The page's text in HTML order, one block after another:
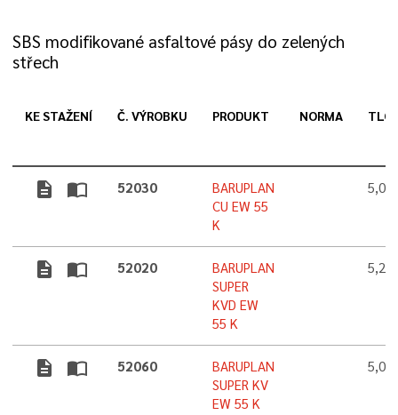
SBS modifikované asfaltové pásy do zelených
střech
KE STAŽENÍ Č. VÝROBKU PRODUKT NORMA
description import_contacts 52030
BARUPLAN
CU EW 55
K
5,0
description import_contacts 52020
BARUPLAN
SUPER
KVD EW
55 K
5,2
description import_contacts 52060
BARUPLAN
SUPER KV
EW 55 K
5,0